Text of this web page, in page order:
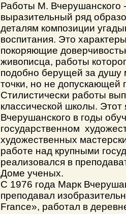
Работы М. Вчерушанского
выразительный ряд
деталям композиции
воспитания. Это
покоряющие
живописца, работы
подобно берущей за душу
точки, но не допускающей
Стилистически работы
классической школы.
Вчерушанского в годы
государственном
художественных
работе над крупными
реализовался в
Доме ученых.
С 1976 года Марк
преподавал
France», работал в